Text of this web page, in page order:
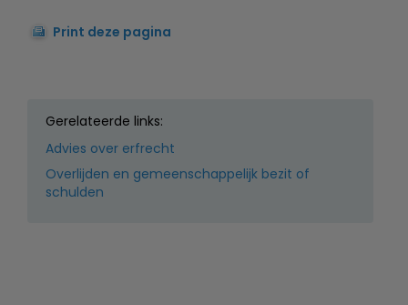
Print deze pagina
Gerelateerde links:
Advies over erfrecht
Overlijden en gemeenschappelijk bezit of
schulden